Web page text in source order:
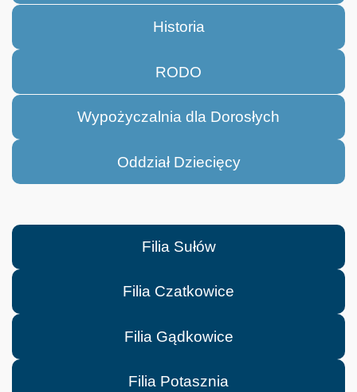
Historia
RODO
Wypożyczalnia dla Dorosłych
Oddział Dziecięcy
Filia Sułów
Filia Czatkowice
Filia Gądkowice
Filia Potasznia